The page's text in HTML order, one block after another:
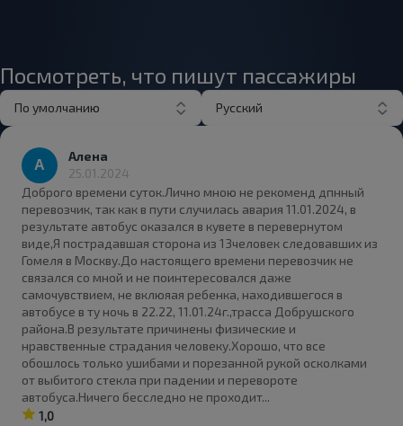
Посмотреть, что пишут пассажиры
По умолчанию Русский
Алена
25.01.2024
Доброго времени суток.Лично мною не рекоменд дпнный
перевозчик, так как в пути случилась авария 11.01.2024, в
результате автобус оказался в кувете в перевернутом
виде,Я пострадавшая сторона из 13человек следовавших из
Гомеля в Москву.До настоящего времени перевозчик не
связался со мной и не поинтересовался даже
самочувствием, не вклюяая ребенка, находившегося в
автобусе в ту ночь в 22.22, 11.01.24г.,трасса Добрушского
района.В результате причинены физические и
нравственные страдания человеку.Хорошо, что все
обошлось только ушибами и порезанной рукой осколками
от выбитого стекла при падении и перевороте
автобуса.Ничего бесследно не проходит...
1,0